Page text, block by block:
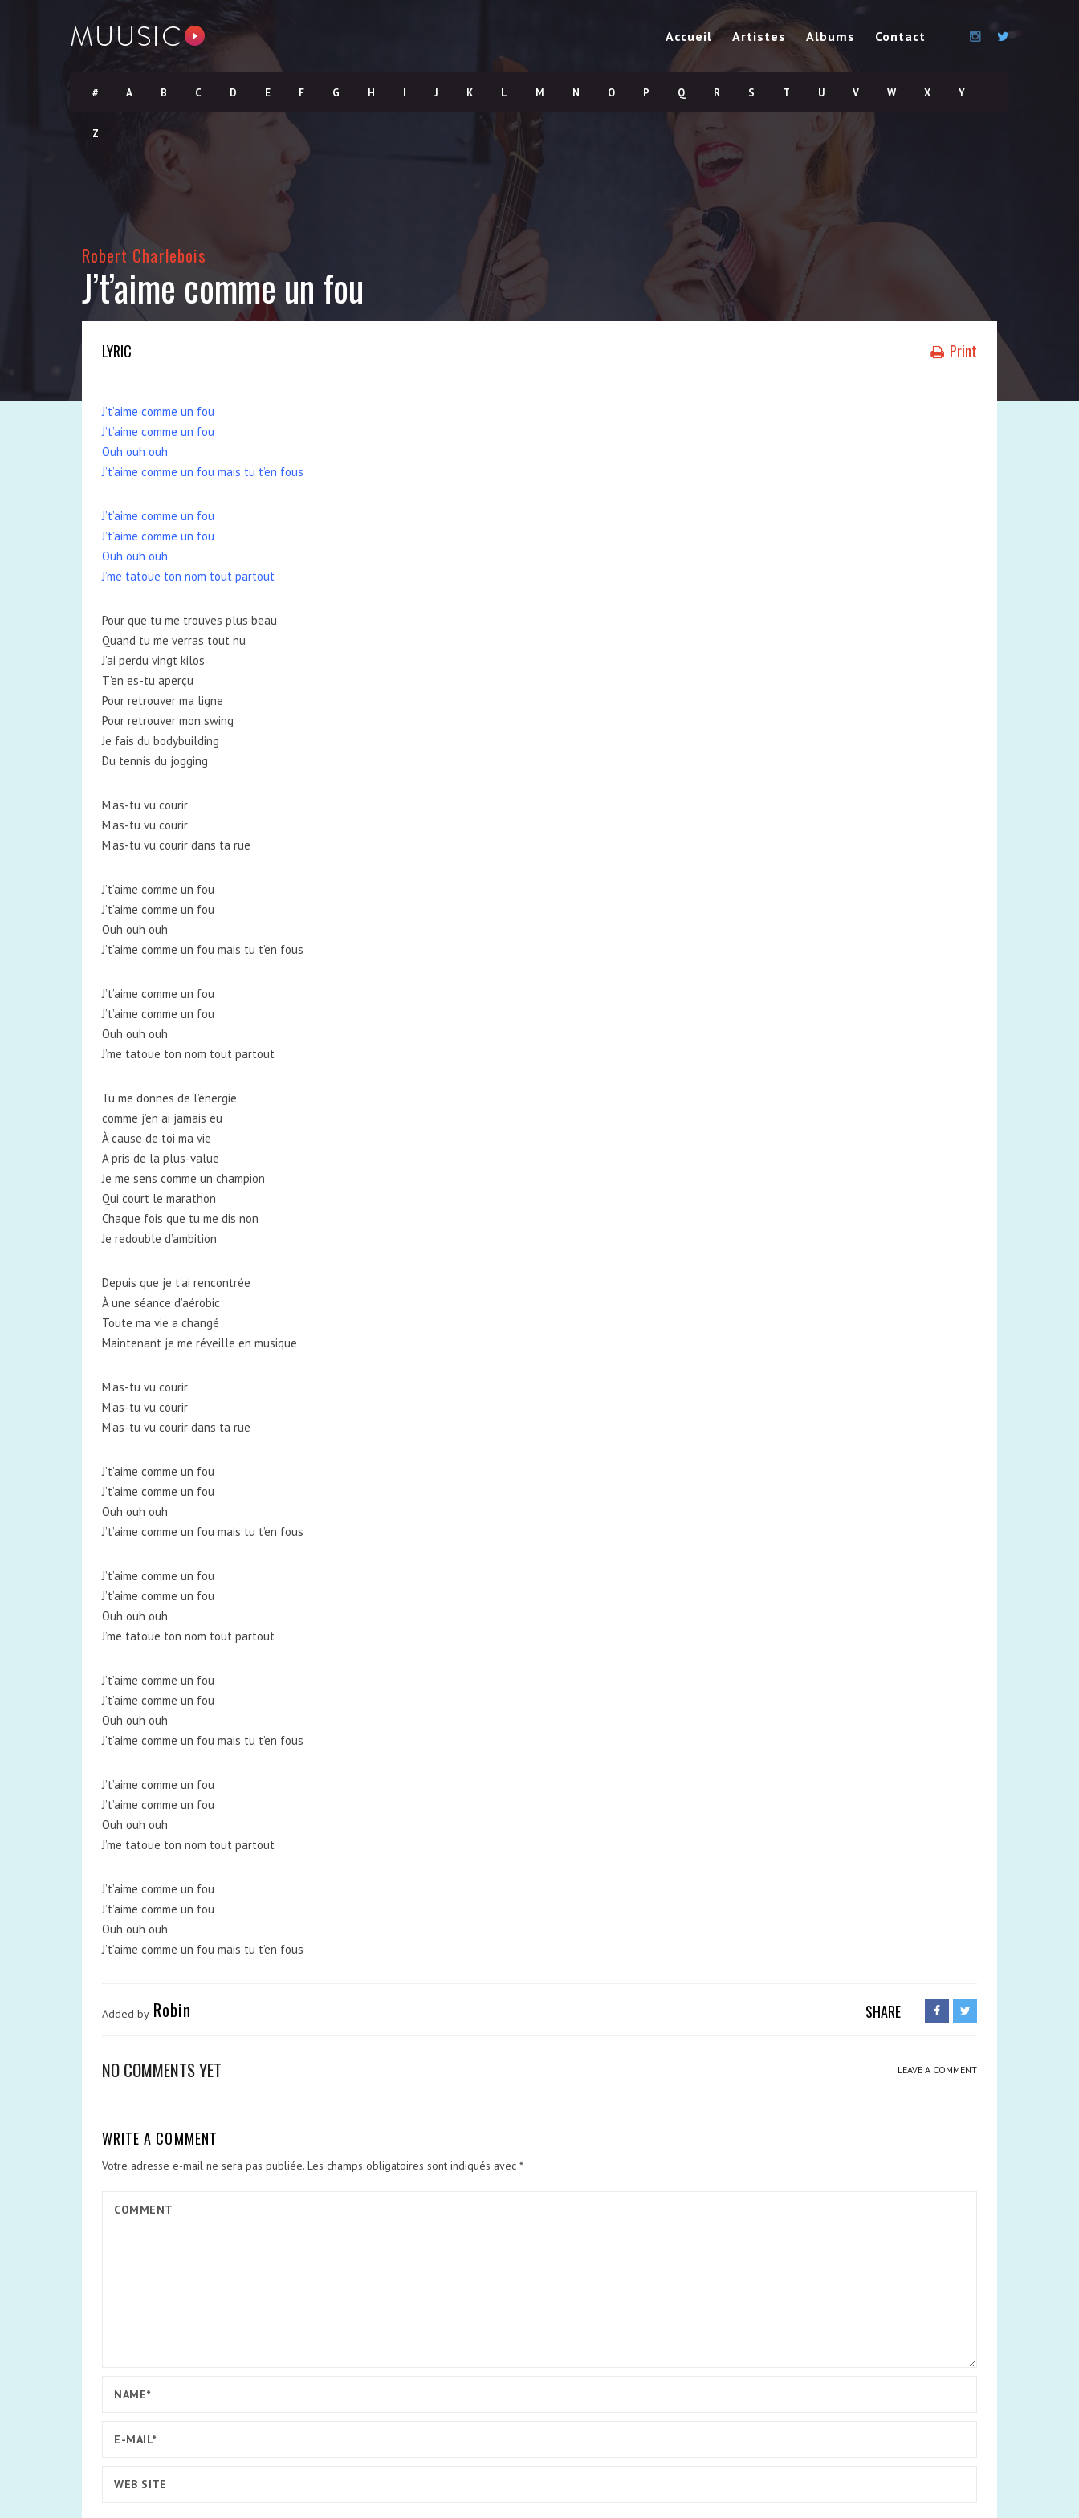
Accueil Artistes Albums Contact
# A B C D E F G H I J K L M N O P Q R S T U V W X Y
Z
Robert Charlebois
J’t’aime comme un fou
LYRIC Print
J’t’aime comme un fou
J’t’aime comme un fou
Ouh ouh ouh
J’t’aime comme un fou mais tu t’en fous
J’t’aime comme un fou
J’t’aime comme un fou
Ouh ouh ouh
J’me tatoue ton nom tout partout
Pour que tu me trouves plus beau
Quand tu me verras tout nu
J’ai perdu vingt kilos
T’en es-tu aperçu
Pour retrouver ma ligne
Pour retrouver mon swing
Je fais du bodybuilding
Du tennis du jogging
M’as-tu vu courir
M’as-tu vu courir
M’as-tu vu courir dans ta rue
J’t’aime comme un fou
J’t’aime comme un fou
Ouh ouh ouh
J’t’aime comme un fou mais tu t’en fous
J’t’aime comme un fou
J’t’aime comme un fou
Ouh ouh ouh
J’me tatoue ton nom tout partout
Tu me donnes de l’énergie
comme j’en ai jamais eu
À cause de toi ma vie
A pris de la plus-value
Je me sens comme un champion
Qui court le marathon
Chaque fois que tu me dis non
Je redouble d’ambition
Depuis que je t’ai rencontrée
À une séance d’aérobic
Toute ma vie a changé
Maintenant je me réveille en musique
M’as-tu vu courir
M’as-tu vu courir
M’as-tu vu courir dans ta rue
J’t’aime comme un fou
J’t’aime comme un fou
Ouh ouh ouh
J’t’aime comme un fou mais tu t’en fous
J’t’aime comme un fou
J’t’aime comme un fou
Ouh ouh ouh
J’me tatoue ton nom tout partout
J’t’aime comme un fou
J’t’aime comme un fou
Ouh ouh ouh
J’t’aime comme un fou mais tu t’en fous
J’t’aime comme un fou
J’t’aime comme un fou
Ouh ouh ouh
J’me tatoue ton nom tout partout
J’t’aime comme un fou
J’t’aime comme un fou
Ouh ouh ouh
J’t’aime comme un fou mais tu t’en fous
Added by Robin SHARE
NO COMMENTS YET LEAVE A COMMENT
WRITE A COMMENT
Votre adresse e-mail ne sera pas publiée. Les champs obligatoires sont indiqués avec *